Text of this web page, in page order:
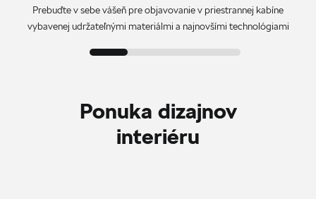
Prebuďte v sebe vášeň pre objavovanie v priestrannej kabíne
vybavenej udržateľnými materiálmi a najnovšími technológiami
Ponuka dizajnov
interiéru